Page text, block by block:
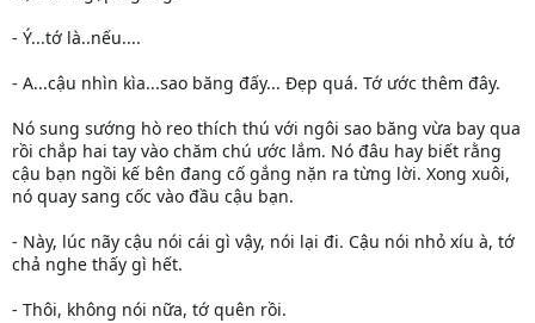
- Ý...tớ là..nếu....
- A...cậu nhìn kìa...sao băng đấy... Đẹp quá. Tớ ước thêm đây.
Nó sung sướng hò reo thích thú với ngôi sao băng vừa bay qua
rồi chắp hai tay vào chăm chú ước lắm. Nó đâu hay biết rằng
cậu bạn ngồi kế bên đang cố gắng nặn ra từng lời. Xong xuôi,
nó quay sang cốc vào đầu cậu bạn.
- Này, lúc nãy cậu nói cái gì vậy, nói lại đi. Cậu nói nhỏ xíu à, tớ
chả nghe thấy gì hết.
- Thôi, không nói nữa, tớ quên rồi.